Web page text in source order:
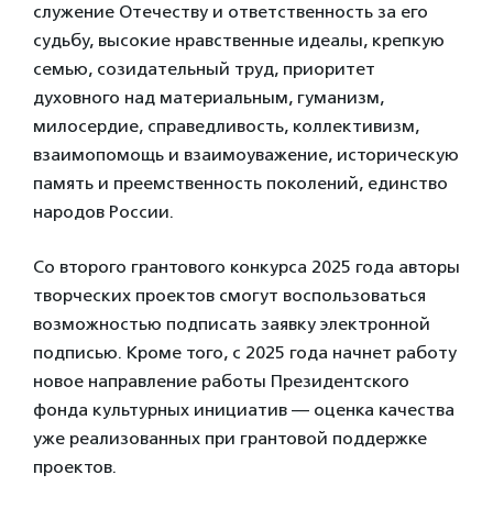
служение Отечеству и ответственность за его
судьбу, высокие нравственные идеалы, крепкую
семью, созидательный труд, приоритет
духовного над материальным, гуманизм,
милосердие, справедливость, коллективизм,
взаимопомощь и взаимоуважение, историческую
память и преемственность поколений, единство
народов России.
Со второго грантового конкурса 2025 года авторы
творческих проектов смогут воспользоваться
возможностью подписать заявку электронной
подписью. Кроме того, с 2025 года начнет работу
новое направление работы Президентского
фонда культурных инициатив — оценка качества
уже реализованных при грантовой поддержке
проектов.